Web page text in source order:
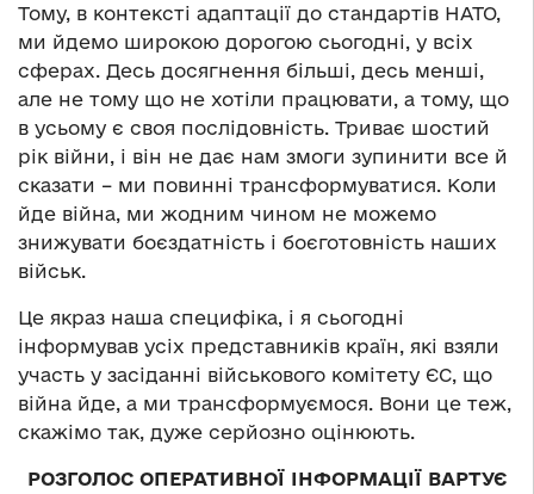
Тому, в контексті адаптації до стандартів НАТО,
ми йдемо широкою дорогою сьогодні, у всіх
сферах. Десь досягнення більші, десь менші,
але не тому що не хотіли працювати, а тому, що
в усьому є своя послідовність. Триває шостий
рік війни, і він не дає нам змоги зупинити все й
сказати – ми повинні трансформуватися. Коли
йде війна, ми жодним чином не можемо
знижувати боєздатність і боєготовність наших
військ.
Це якраз наша специфіка, і я сьогодні
інформував усіх представників країн, які взяли
участь у засіданні військового комітету ЄС, що
війна йде, а ми трансформуємося. Вони це теж,
скажімо так, дуже серйозно оцінюють.
РОЗГОЛОС ОПЕРАТИВНОЇ ІНФОРМАЦІЇ ВАРТУЄ